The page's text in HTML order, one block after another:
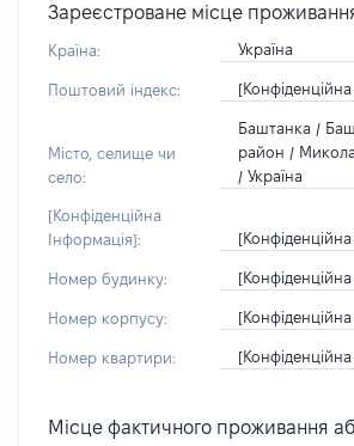
Зареєстроване місце
Країна: Україна
Поштовий індекс:
Місто, селище чи
село:
Баштанка /
район /
/ Україна
[Конфіденційна
Інформація]:
Номер будинку:
Номер корпусу:
Номер квартири:
Місце фактичного проживання